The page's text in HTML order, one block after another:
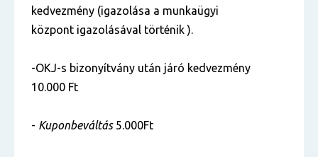
kedvezmény (igazolása a munkaügyi
központ igazolásával történik ).
-OKJ-s bizonyítvány után járó kedvezmény
10.000 Ft
- Kuponbeváltás5.000Ft